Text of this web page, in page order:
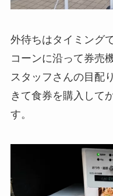
外待ちはタイミング
コーンに沿って券売
スタッフさんの目配
きて食券を購入して
す。